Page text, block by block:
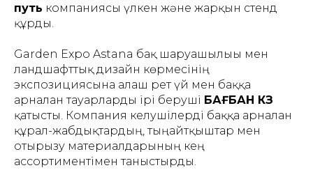
путь компаниясы үлкен және жарқын стенд
құрды.
Garden Expo Astana бақ шаруашылығы мен
ландшафттық дизайн көрмесінің
экспозициясына алғаш рет үй мен баққа
арналған тауарларды ірі беруші БАҒБАН КЗ
қатысты. Компания келушілерді баққа арналған
құрал-жабдықтардың, тыңайтқыштар мен
отырғызу материалдарының кең
ассортиментімен таныстырды.